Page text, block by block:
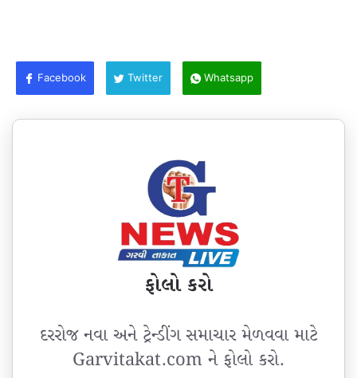
Facebook Twitter Whatsapp
ફોલો કરો
દરરોજ નવા અને ટ્રેન્ડીંગ સમાચાર મેળવવા માટે
Garvitakat.com ને ફોલો કરો.